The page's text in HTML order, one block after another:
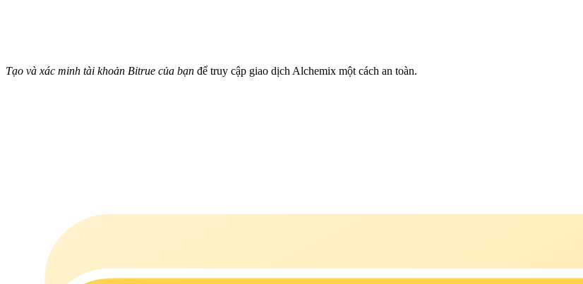
Tạo và xác minh tài khoản Bitrue của bạn để truy cập giao dịch Alchemix một cách an toàn.